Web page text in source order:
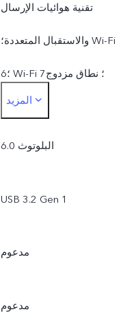
تقنية هوائيات الإرسال
والاستقبال المتعددة؛ Wi-Fi
6؛ Wi-Fi 7؛ نطاق مزدوج
بتردد 2.4 جيجا و5 جيجا؛
نطاق مزدوج بتردد 2.4 جيجا
المزيد
البلوتوث 6.0
USB 3.2 Gen 1
مدعوم
مدعوم